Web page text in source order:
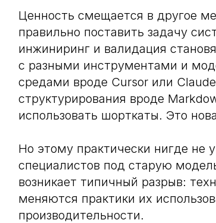
Ценность смещается в другое
правильно поставить задачу
инжиниринг и валидация
с разными инструментами и
средами вроде Cursor или
структурирования вроде
использовать шорткаты. Это
Но этому практически нигде не
специалистов под старую
возникает типичный разрыв:
меняются практики их
производительности.